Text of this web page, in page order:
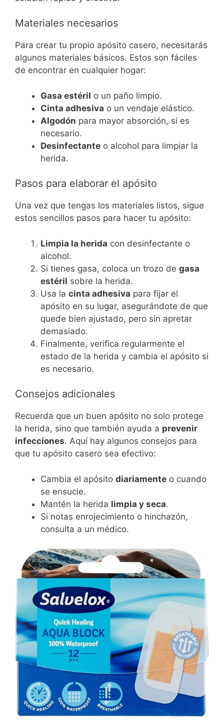
Materiales necesarios
Para crear tu propio apósito casero, necesitarás
algunos materiales básicos. Estos son fáciles
de encontrar en cualquier hogar:
Gasa estéril o un paño limpio.
Cinta adhesiva o un vendaje elástico.
Algodón para mayor absorción, si es
necesario.
Desinfectante o alcohol para limpiar la
herida.
Pasos para elaborar el apósito
Una vez que tengas los materiales listos, sigue
estos sencillos pasos para hacer tu apósito:
Limpia la herida con desinfectante o
alcohol.
Si tienes gasa, coloca un trozo de gasa
estéril sobre la herida.
Usa la cinta adhesiva para fijar el
apósito en su lugar, asegurándote de que
quede bien ajustado, pero sin apretar
demasiado.
Finalmente, verifica regularmente el
estado de la herida y cambia el apósito si
es necesario.
Consejos adicionales
Recuerda que un buen apósito no solo protege
la herida, sino que también ayuda a prevenir
infecciones. Aquí hay algunos consejos para
que tu apósito casero sea efectivo:
Cambia el apósito diariamente o cuando
se ensucie.
Mantén la herida limpia y seca.
Si notas enrojecimiento o hinchazón,
consulta a un médico.